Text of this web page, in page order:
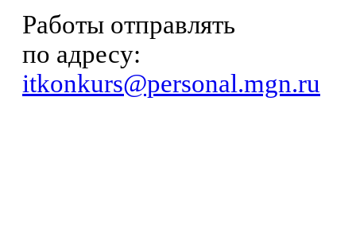
Работы отправлять
по адресу:
itkonkurs@personal.mgn.ru